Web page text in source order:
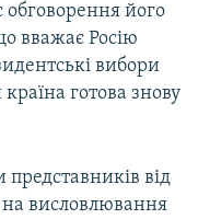
обговорення його
вважає Росію
вибори
готова знову
від
на висловлювання